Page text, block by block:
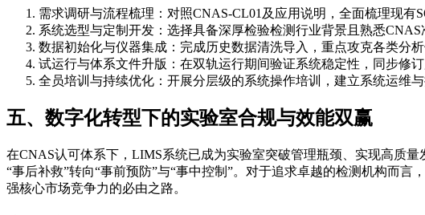
需求调研与流程梳理：对照CNAS-CL01及应用说明，全面梳理现有
系统选型与定制开发：选择具备深厚检验检测行业背景且熟悉
数据初始化与仪器集成：完成历史数据清洗导入，重点攻克各类分
试运行与体系文件升版：在双轨运行期间验证系统稳定性，同步修
全员培训与持续优化：开展分层级的系统操作培训，建立系统运维
五、数字化转型下的实验室合规与效能双赢
在CNAS认可体系下，LIMS系统已成为实验室突破管理瓶颈、实现高质
“事后补救”转向“事前预防”与“事中控制”。对于追求卓越的检测机构而
强核心市场竞争力的必由之路。